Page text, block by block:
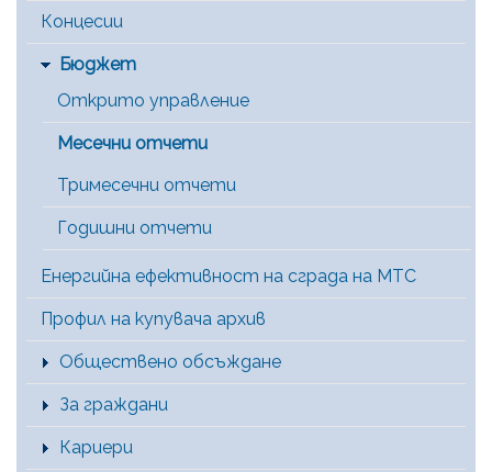
Концесии
Бюджет
Открито управление
Месечни отчети
Тримесечни отчети
Годишни отчети
Енергийна ефективност на сграда на МТС
Профил на купувача архив
Обществено обсъждане
За граждани
Кариери